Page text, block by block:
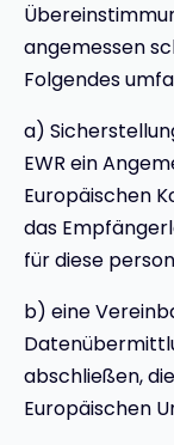
angemessen
Folgendes
a)
EWR ein
Europäischen
das
für diese
b) eine
abschließen,
Europäischen